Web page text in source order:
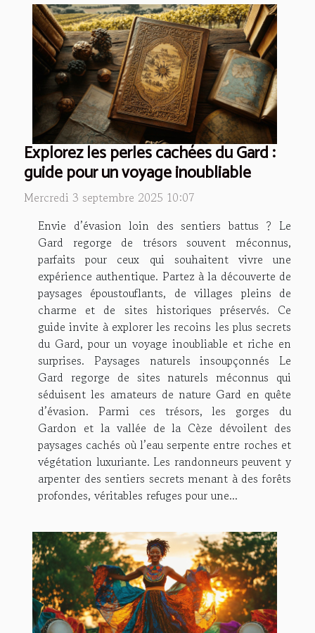
Explorez les perles cachées du Gard :
guide pour un voyage inoubliable
Mercredi 3 septembre 2025 10:07
Envie d’évasion loin des sentiers battus ? Le
Gard regorge de trésors souvent méconnus,
parfaits pour ceux qui souhaitent vivre une
expérience authentique. Partez à la découverte de
paysages époustouflants, de villages pleins de
charme et de sites historiques préservés. Ce
guide invite à explorer les recoins les plus secrets
du Gard, pour un voyage inoubliable et riche en
surprises. Paysages naturels insoupçonnés Le
Gard regorge de sites naturels méconnus qui
séduisent les amateurs de nature Gard en quête
d’évasion. Parmi ces trésors, les gorges du
Gardon et la vallée de la Cèze dévoilent des
paysages cachés où l’eau serpente entre roches et
végétation luxuriante. Les randonneurs peuvent y
arpenter des sentiers secrets menant à des forêts
profondes, véritables refuges pour une...